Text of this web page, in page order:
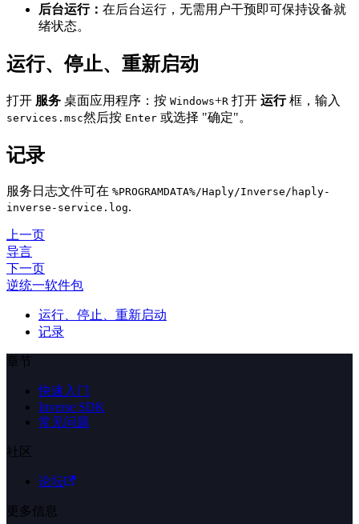
后台运行： 在后台运行，无需用户干预即可保持设备就
绪状态。
运行、停止、重新启动
打开 服务 桌面应用程序：按 Windows+R 打开 运行框，输入
services.msc然后按 Enter 或选择 "确定"。
记录
服务日志文件可在 %PROGRAMDATA%/Haply/Inverse/haply-
inverse-service.log.
上一页
导言
下一页
逆统一软件包
运行、停止、重新启动
记录
章节
快速入门
Inverse SDK
常见问题
社区
论坛
更多信息